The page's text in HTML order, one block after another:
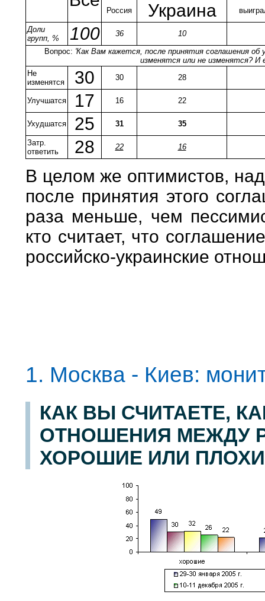
Россия Украина
Доли
групп, %
100 36
10
Вопрос: 'Как Вам кажется, после принятия соглашения об
изменятся или не изменятся?
Не
изменятся
30 30 28
Улучшатся 17 16 22
Ухудшатся 25 31 35
Затр.
ответить
28 22 16
В целом же оптимистов,
после принятия этого
раза меньше, чем
кто считает, что
российско-украинские
1. Москва - Киев:
КАК ВЫ СЧИТАЕТЕ,
ОТНОШЕНИЯ МЕЖДУ
ХОРОШИЕ ИЛИ